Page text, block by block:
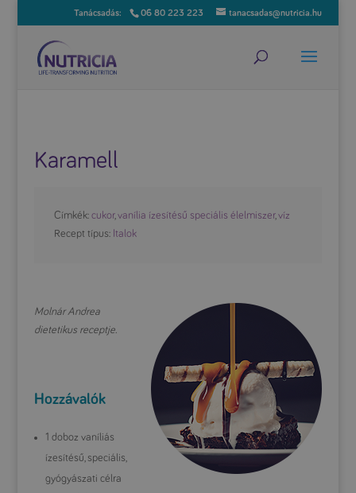
06 80 223 223 tanacsadas@nutricia.hu
Karamell
Címkék: cukor,vanília ízesítésű speciális élelmiszer,víz
Recept típus: Italok
Molnár Andrea
dietetikus receptje.
Hozzávalók
1 doboz vaníliás
ízesítésű, speciális,
gyógyászati célra